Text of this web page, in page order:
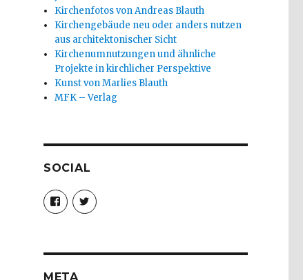
Kirchenfotos von Andreas Blauth
Kirchengebäude neu oder anders nutzen
aus architektonischer Sicht
Kirchenumnutzungen und ähnliche
Projekte in kirchlicher Perspektive
Kunst von Marlies Blauth
MFK – Verlag
SOCIAL
Profil
von
christoph.fleischer1
anzeigen
Profil
von
anzeigen
META